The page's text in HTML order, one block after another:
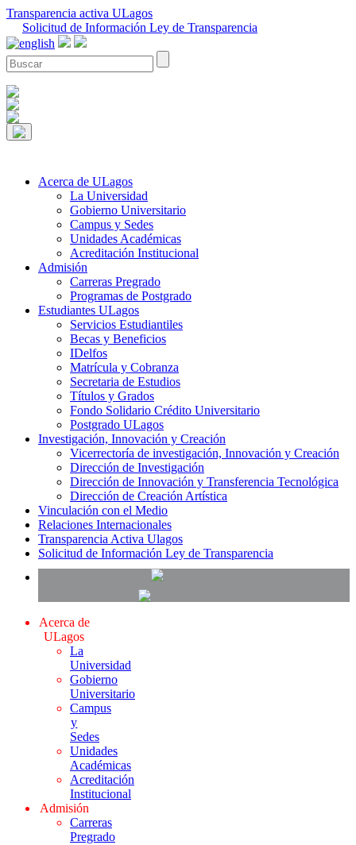
Transparencia activa ULagos
Solicitud de Información Ley de Transparencia
Acerca de ULagos
La Universidad
Gobierno Universitario
Campus y Sedes
Unidades Académicas
Acreditación Institucional
Admisión
Carreras Pregrado
Programas de Postgrado
Estudiantes ULagos
Servicios Estudiantiles
Becas y Beneficios
IDelfos
Matrícula y Cobranza
Secretaria de Estudios
Títulos y Grados
Fondo Solidario Crédito Universitario
Postgrado ULagos
Investigación, Innovación y Creación
Vicerrectoría de investigación, Innovación y Creación
Dirección de Investigación
Dirección de Innovación y Transferencia Tecnológica
Dirección de Creación Artística
Vinculación con el Medio
Relaciones Internacionales
Transparencia Activa Ulagos
Solicitud de Información Ley de Transparencia
Acerca de
ULagos
La
Universidad
Gobierno
Universitario
Campus
y
Sedes
Unidades
Académicas
Acreditación
Institucional
Admisión
Carreras
Pregrado